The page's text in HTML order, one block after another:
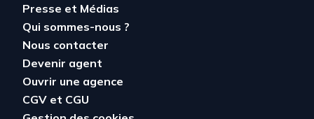
Presse et Médias
Qui sommes-nous ?
Nous contacter
Devenir agent
Ouvrir une agence
CGV et CGU